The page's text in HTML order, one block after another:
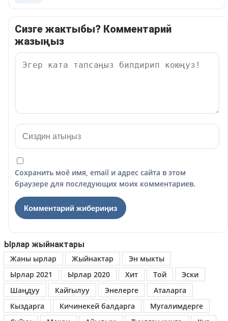
Сизге жактыбы? Комментарий
жазыңыз
Сохранить моё имя, email и адрес сайта в этом
браузере для последующих моих комментариев.
Ырлар жыйнактары
Жаны ырлар
Жыйнактар
Эн мыкты
Ырлар 2021
Ырлар 2020 Хит Той
Эски
Шаңдуу
Кайгылуу Энелерге
Аталарга
Кыздарга
Кичинекей балдарга
Мугалимдерге